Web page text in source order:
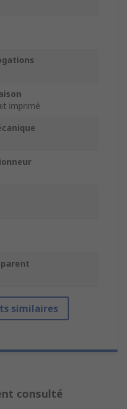
imprimé
similaires
consulté